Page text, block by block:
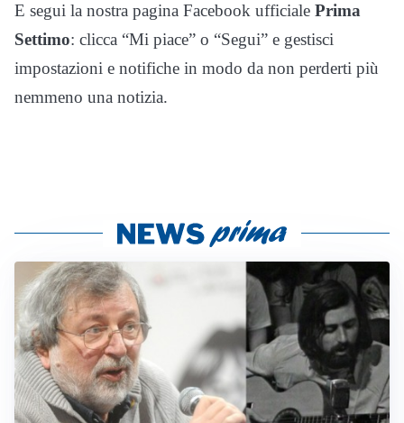
E segui la nostra pagina Facebook ufficiale Prima
Settimo: clicca “Mi piace” o “Segui” e gestisci
impostazioni e notifiche in modo da non perderti più
nemmeno una notizia.